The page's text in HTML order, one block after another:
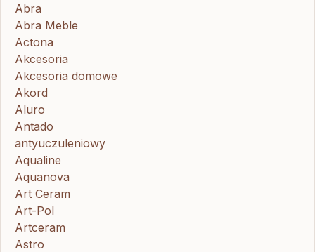
Abra
Abra Meble
Actona
Akcesoria
Akcesoria domowe
Akord
Aluro
Antado
antyuczuleniowy
Aqualine
Aquanova
Art Ceram
Art-Pol
Artceram
Astro